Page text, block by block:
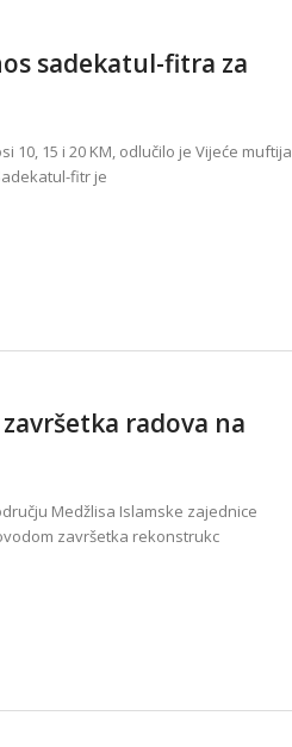
sadekatul-fitra za
15 i 20 KM, odlučilo je Vijeće muftija
fitr je
radova na
Medžlisa Islamske zajednice
završetka rekonstrukc